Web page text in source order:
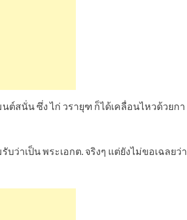
ต์สนั่น ซึ่ง ไก่ วรายุฑ ก็ได้เคลื่อนไหวด้วยกา
ว่าเป็น พระเอกต. จริงๆ แต่ยังไม่ขอเฉลยว่า